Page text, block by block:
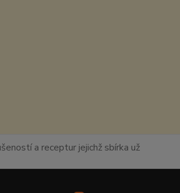
a receptur jejichž sbírka už